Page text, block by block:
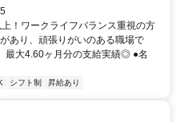
！ワークライフバランス重視の方
あり、頑張りがいのある職場で
最大4.60ヶ月分の支給実績◎ ●名
シフト制 昇給あり